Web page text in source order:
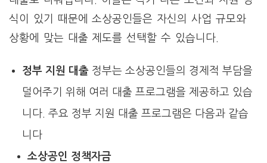
식이 있기 때문에 소상공인들은 자신의 사업 규모와
상황에 맞는 대출 제도를 선택할 수 있습니다.
정부 지원 대출정부는 소상공인들의 경제적 부담을
덜어주기 위해 여러 대출 프로그램을 제공하고 있습
니다. 주요 정부 지원 대출 프로그램은 다음과 같습
니다
소상공인 정책자금